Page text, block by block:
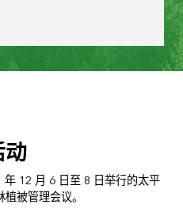
12 月 6 日至 8 日举行的太平
被管理会议。